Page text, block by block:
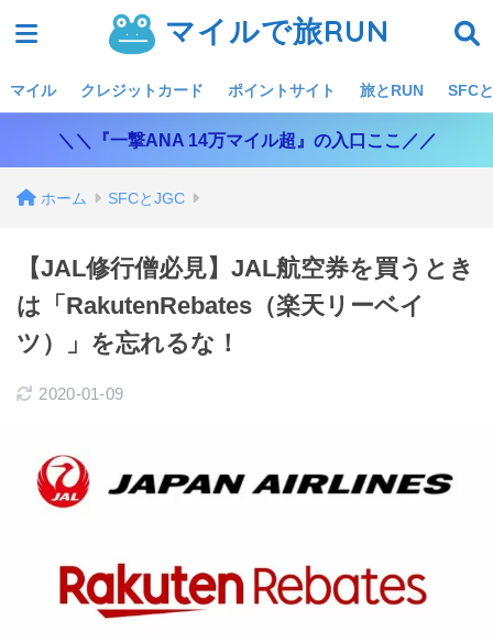
マイルで旅RUN
マイル クレジットカード ポイントサイト 旅とRUN SFC
＼＼『一撃ANA 14万マイル超』の入口ここ／／
ホーム SFCとJGC
【JAL修行僧必見】JAL航空券を買うとき
は「RakutenRebates（楽天リーベイ
ツ）」を忘れるな！
2020-01-09